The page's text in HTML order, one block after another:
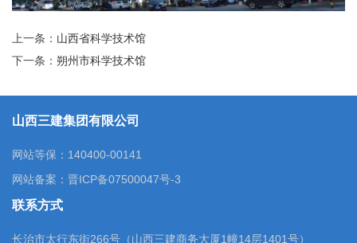
上一条： 山西省科学技术馆
下一条： 朔州市科学技术馆
山西三建集团有限公司
网站等保：140400-00141
网站备案： 晋ICP备07500047号-3
联系方式
长治市太行东街266号（山西三建商务大厦1幢14层1401号）